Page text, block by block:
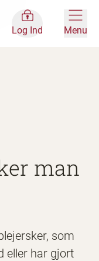
Log Ind Menu
man
som
eller har gjort